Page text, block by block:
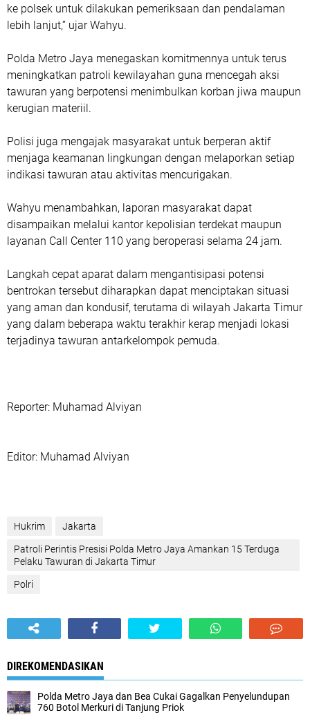
ke polsek untuk dilakukan pemeriksaan dan pendalaman
lebih lanjut,” ujar Wahyu.
Polda Metro Jaya menegaskan komitmennya untuk terus
meningkatkan patroli kewilayahan guna mencegah aksi
tawuran yang berpotensi menimbulkan korban jiwa maupun
kerugian materiil.
Polisi juga mengajak masyarakat untuk berperan aktif
menjaga keamanan lingkungan dengan melaporkan setiap
indikasi tawuran atau aktivitas mencurigakan.
Wahyu menambahkan, laporan masyarakat dapat
disampaikan melalui kantor kepolisian terdekat maupun
layanan Call Center 110 yang beroperasi selama 24 jam.
Langkah cepat aparat dalam mengantisipasi potensi
bentrokan tersebut diharapkan dapat menciptakan situasi
yang aman dan kondusif, terutama di wilayah Jakarta Timur
yang dalam beberapa waktu terakhir kerap menjadi lokasi
terjadinya tawuran antarkelompok pemuda.
‎Reporter: Muhamad Alviyan
‎Editor: Muhamad Alviyan
Hukrim Jakarta
Patroli Perintis Presisi Polda Metro Jaya Amankan 15 Terduga
Pelaku Tawuran di Jakarta Timur‎
Polri
DIREKOMENDASIKAN
‎Polda Metro Jaya dan Bea Cukai Gagalkan Penyelundupan
760 Botol Merkuri di Tanjung Priok‎